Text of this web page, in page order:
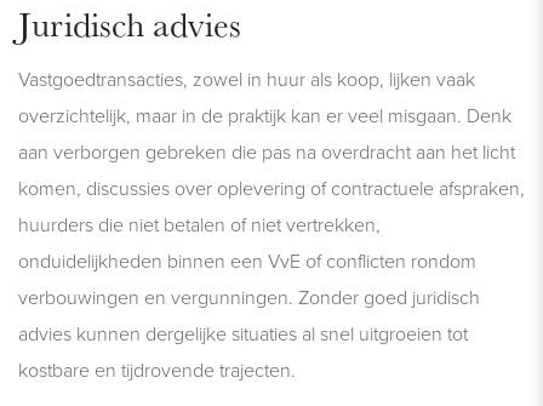
Juridisch advies
Vastgoedtransacties, zowel in huur als koop, lijken vaak
overzichtelijk, maar in de praktijk kan er veel misgaan. Denk
aan verborgen gebreken die pas na overdracht aan het licht
komen, discussies over oplevering of contractuele afspraken,
huurders die niet betalen of niet vertrekken,
onduidelijkheden binnen een VvE of conflicten rondom
verbouwingen en vergunningen. Zonder goed juridisch
advies kunnen dergelijke situaties al snel uitgroeien tot
kostbare en tijdrovende trajecten.